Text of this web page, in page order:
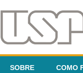
SOBRE COMO